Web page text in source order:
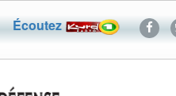
Écoutez